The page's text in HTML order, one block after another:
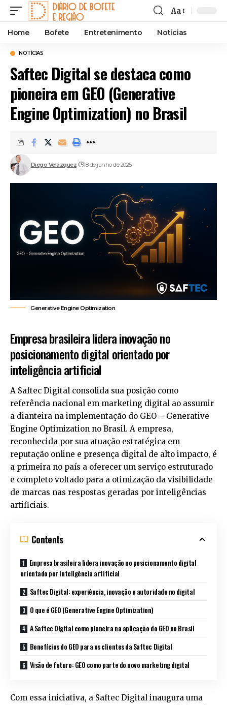
Font
Resizer
Aa
Home Bofete Entretenimento Notícias
NOTÍCIAS
Saftec Digital se destaca como
pioneira em GEO (Generative
Engine Optimization) no Brasil
Diego Velázquez 18 de junho de 2025
Generative Engine Optimization
Empresa brasileira lidera inovação no
posicionamento digital orientado por
inteligência artificial
A Saftec Digital consolida sua posição como
referência nacional em marketing digital ao assumir
a dianteira na implementação do GEO – Generative
Engine Optimization no Brasil. A empresa,
reconhecida por sua atuação estratégica em
reputação online e presença digital de alto impacto, é
a primeira no país a oferecer um serviço estruturado
e completo voltado para a otimização da visibilidade
de marcas nas respostas geradas por inteligências
artificiais.
Contents
Empresa brasileira lidera inovação no posicionamento digital
orientado por inteligência artificial
Saftec Digital: experiência, inovação e autoridade no digital
O que é GEO (Generative Engine Optimization)
A Saftec Digital como pioneira na aplicação do GEO no Brasil
Benefícios do GEO para os clientes da Saftec Digital
Visão de futuro: GEO como parte do novo marketing digital
Com essa iniciativa, a Saftec Digital inaugura uma